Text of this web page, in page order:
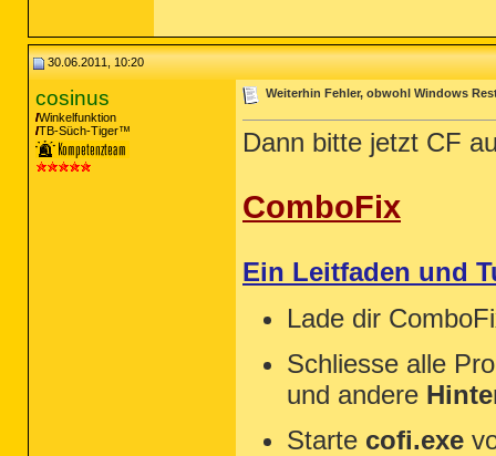
30.06.2011, 10:20
cosinus
Winkelfunktion
TB-Süch-Tiger™
Weiterhin Fehler, obwohl Windows
Dann bitte jetzt CF
ComboFix
Ein Leitfaden und
Lade dir
Schliesse alle
und andere
Starte cofi.exe